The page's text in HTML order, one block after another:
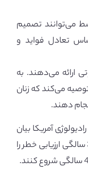
متوسط ​​می‌توانند تصمیم
تعادل فواید و
ارائه می‌دهند. به
می‌کند که زنان
کالج رادیولوژی آمریکا بیان
می‌کند که همه زنان باید تا سن 30 سالگی ارزیابی خطر را